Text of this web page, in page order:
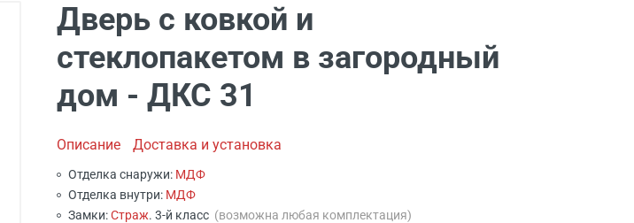
Дверь с ковкой и
стеклопакетом в загородный
дом - ДКС 31
Описание Доставка и установка
Отделка снаружи: МДФ
Отделка внутри: МДФ
Замки:Страж. 3-й класс (возможна любая комплектация)